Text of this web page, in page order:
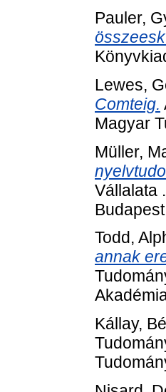
Pauler,
Lewes,
Comteig.
Magyar
Müller,
Vállalata
Todd,
annak
Kállay,